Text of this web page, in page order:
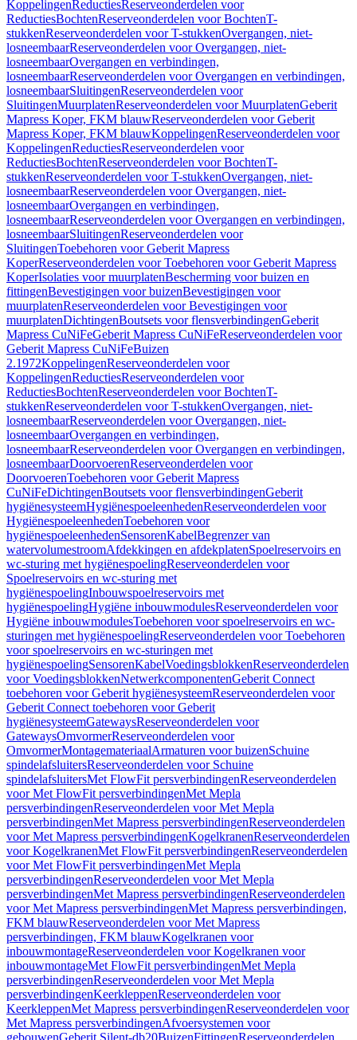
KoppelingenReductiesReserveonderdelen voor
ReductiesBochtenReserveonderdelen voor BochtenT-
stukkenReserveonderdelen voor T-stukkenOvergangen, niet-
losneembaarReserveonderdelen voor Overgangen, niet-
losneembaarOvergangen en verbindingen,
losneembaarReserveonderdelen voor Overgangen en verbindingen,
losneembaarSluitingenReserveonderdelen voor
SluitingenMuurplatenReserveonderdelen voor MuurplatenGeberit
Mapress Koper, FKM blauwReserveonderdelen voor Geberit
Mapress Koper, FKM blauwKoppelingenReserveonderdelen voor
KoppelingenReductiesReserveonderdelen voor
ReductiesBochtenReserveonderdelen voor BochtenT-
stukkenReserveonderdelen voor T-stukkenOvergangen, niet-
losneembaarReserveonderdelen voor Overgangen, niet-
losneembaarOvergangen en verbindingen,
losneembaarReserveonderdelen voor Overgangen en verbindingen,
losneembaarSluitingenReserveonderdelen voor
SluitingenToebehoren voor Geberit Mapress
KoperReserveonderdelen voor Toebehoren voor Geberit Mapress
KoperIsolaties voor muurplatenBescherming voor buizen en
fittingenBevestigingen voor buizenBevestigingen voor
muurplatenReserveonderdelen voor Bevestigingen voor
muurplatenDichtingenBoutsets voor flensverbindingenGeberit
Mapress CuNiFeGeberit Mapress CuNiFeReserveonderdelen voor
Geberit Mapress CuNiFeBuizen
2.1972KoppelingenReserveonderdelen voor
KoppelingenReductiesReserveonderdelen voor
ReductiesBochtenReserveonderdelen voor BochtenT-
stukkenReserveonderdelen voor T-stukkenOvergangen, niet-
losneembaarReserveonderdelen voor Overgangen, niet-
losneembaarOvergangen en verbindingen,
losneembaarReserveonderdelen voor Overgangen en verbindingen,
losneembaarDoorvoerenReserveonderdelen voor
DoorvoerenToebehoren voor Geberit Mapress
CuNiFeDichtingenBoutsets voor flensverbindingenGeberit
hygiënesysteemHygiënespoeleenhedenReserveonderdelen voor
HygiënespoeleenhedenToebehoren voor
hygiënespoeleenhedenSensorenKabelBegrenzer van
watervolumestroomAfdekkingen en afdekplatenSpoelreservoirs en
wc-sturing met hygiënespoelingReserveonderdelen voor
Spoelreservoirs en wc-sturing met
hygiënespoelingInbouwspoelreservoirs met
hygiënespoelingHygiëne inbouwmodulesReserveonderdelen voor
Hygiëne inbouwmodulesToebehoren voor spoelreservoirs en wc-
sturingen met hygiënespoelingReserveonderdelen voor Toebehoren
voor spoelreservoirs en wc-sturingen met
hygiënespoelingSensorenKabelVoedingsblokkenReserveonderdelen
voor VoedingsblokkenNetwerkcomponentenGeberit Connect
toebehoren voor Geberit hygiënesysteemReserveonderdelen voor
Geberit Connect toebehoren voor Geberit
hygiënesysteemGatewaysReserveonderdelen voor
GatewaysOmvormerReserveonderdelen voor
OmvormerMontagemateriaalArmaturen voor buizenSchuine
spindelafsluitersReserveonderdelen voor Schuine
spindelafsluitersMet FlowFit persverbindingenReserveonderdelen
voor Met FlowFit persverbindingenMet Mepla
persverbindingenReserveonderdelen voor Met Mepla
persverbindingenMet Mapress persverbindingenReserveonderdelen
voor Met Mapress persverbindingenKogelkranenReserveonderdelen
voor KogelkranenMet FlowFit persverbindingenReserveonderdelen
voor Met FlowFit persverbindingenMet Mepla
persverbindingenReserveonderdelen voor Met Mepla
persverbindingenMet Mapress persverbindingenReserveonderdelen
voor Met Mapress persverbindingenMet Mapress persverbindingen,
FKM blauwReserveonderdelen voor Met Mapress
persverbindingen, FKM blauwKogelkranen voor
inbouwmontageReserveonderdelen voor Kogelkranen voor
inbouwmontageMet FlowFit persverbindingenMet Mepla
persverbindingenReserveonderdelen voor Met Mepla
persverbindingenKeerkleppenReserveonderdelen voor
KeerkleppenMet Mapress persverbindingenReserveonderdelen voor
Met Mapress persverbindingenAfvoersystemen voor
gebouwenGeberit Silent-db20BuizenFittingenReserveonderdelen